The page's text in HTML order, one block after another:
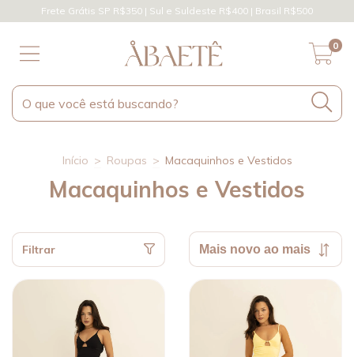
Frete Grátis SP R$350 | Sul e Suldeste R$400 | Brasil R$500
0
Início > Roupas > Macaquinhos e Vestidos
Macaquinhos e Vestidos
Filtrar